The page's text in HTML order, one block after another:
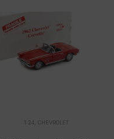
1:24 CHEVROLET